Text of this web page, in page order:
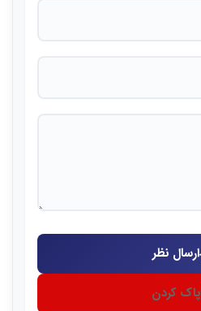
ارسال نظر
پاک کردن